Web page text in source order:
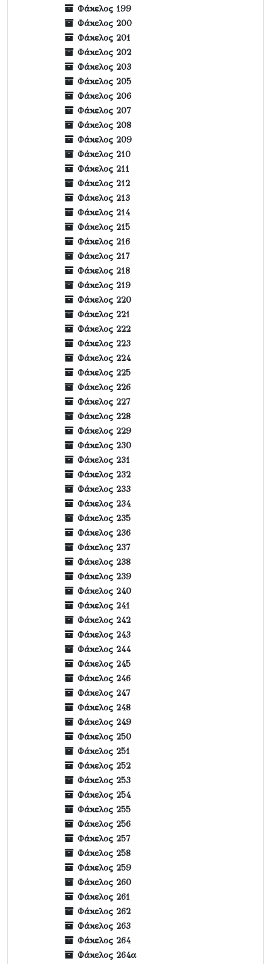
Φάκελος 199
Φάκελος 200
Φάκελος 201
Φάκελος 202
Φάκελος 203
Φάκελος 205
Φάκελος 206
Φάκελος 207
Φάκελος 208
Φάκελος 209
Φάκελος 210
Φάκελος 211
Φάκελος 212
Φάκελος 213
Φάκελος 214
Φάκελος 215
Φάκελος 216
Φάκελος 217
Φάκελος 218
Φάκελος 219
Φάκελος 220
Φάκελος 221
Φάκελος 222
Φάκελος 223
Φάκελος 224
Φάκελος 225
Φάκελος 226
Φάκελος 227
Φάκελος 228
Φάκελος 229
Φάκελος 230
Φάκελος 231
Φάκελος 232
Φάκελος 233
Φάκελος 234
Φάκελος 235
Φάκελος 236
Φάκελος 237
Φάκελος 238
Φάκελος 239
Φάκελος 240
Φάκελος 241
Φάκελος 242
Φάκελος 243
Φάκελος 244
Φάκελος 245
Φάκελος 246
Φάκελος 247
Φάκελος 248
Φάκελος 249
Φάκελος 250
Φάκελος 251
Φάκελος 252
Φάκελος 253
Φάκελος 254
Φάκελος 255
Φάκελος 256
Φάκελος 257
Φάκελος 258
Φάκελος 259
Φάκελος 260
Φάκελος 261
Φάκελος 262
Φάκελος 263
Φάκελος 264
Φάκελος 264α